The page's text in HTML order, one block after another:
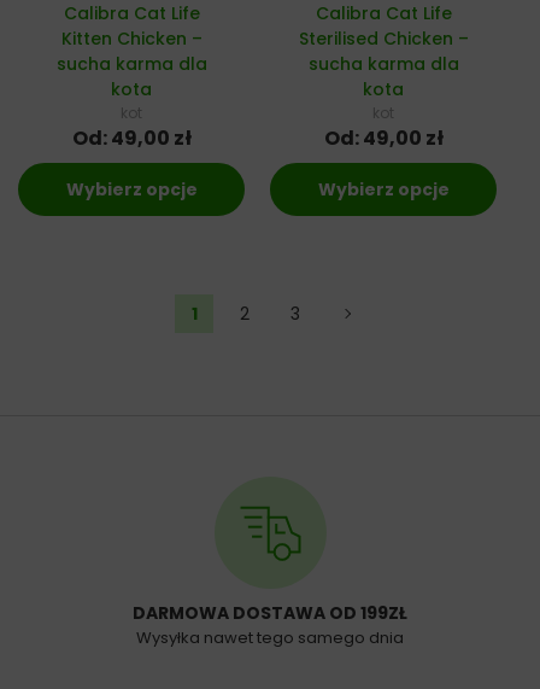
Calibra Cat Life
Kitten Chicken –
sucha karma dla
kota
kot
Od:49,00 zł
Wybierz opcje
Calibra Cat Life
Sterilised Chicken –
sucha karma dla
kota
kot
Od:49,00 zł
Wybierz opcje
1 2 3 →
DARMOWA DOSTAWA OD 199ZŁ
Wysyłka nawet tego samego dnia